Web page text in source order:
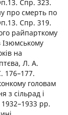
Спр. 323.
про смерть по
Спр. 319.
райпарткому
Ізюмському
на
Л. А.
176–177.
головам
з сільрад і
1932–1933 рр.